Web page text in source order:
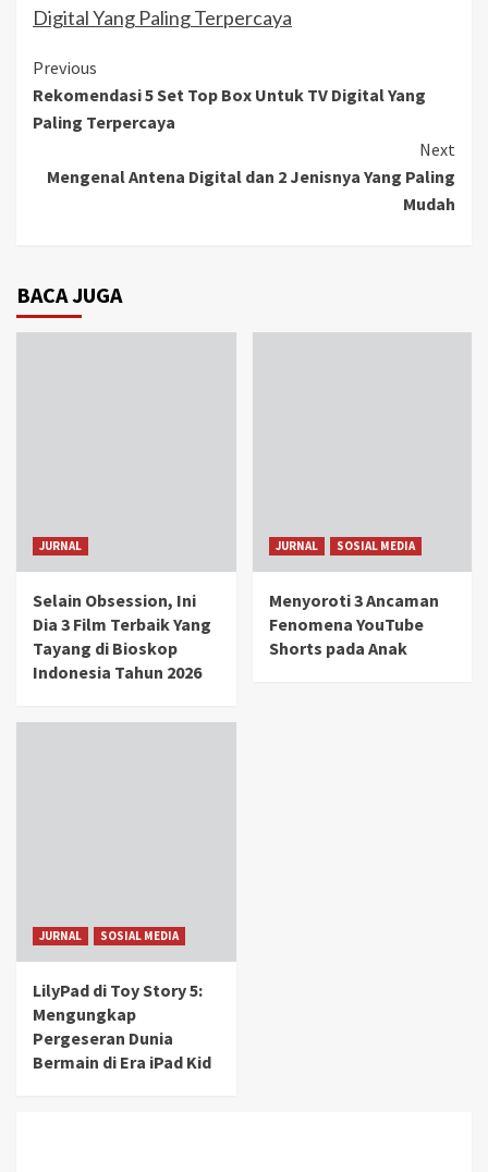
Digital Yang Paling Terpercaya
Continue
Reading
Previous
Rekomendasi 5 Set Top Box Untuk TV Digital Yang
Paling Terpercaya
Next
Mengenal Antena Digital dan 2 Jenisnya Yang Paling
Mudah
BACA JUGA
JURNAL
Selain Obsession, Ini
Dia 3 Film Terbaik Yang
Tayang di Bioskop
Indonesia Tahun 2026
JURNAL SOSIAL MEDIA
Menyoroti 3 Ancaman
Fenomena YouTube
Shorts pada Anak
JURNAL SOSIAL MEDIA
LilyPad di Toy Story 5:
Mengungkap
Pergeseran Dunia
Bermain di Era iPad Kid